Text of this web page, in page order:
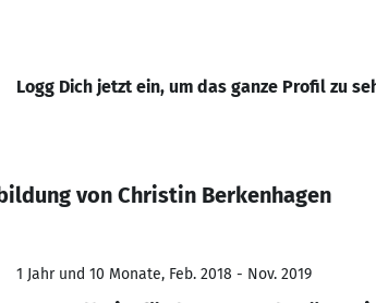
Logg Dich jetzt ein, um das ganze Profil zu
von Christin Berkenhagen
1 Jahr und 10 Monate, Feb. 2018 - Nov. 2019